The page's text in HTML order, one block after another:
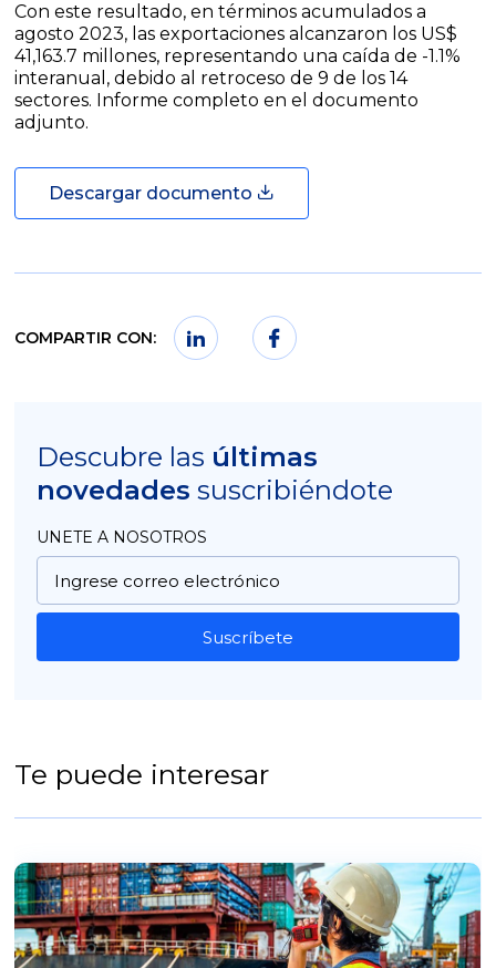
Con este resultado, en términos acumulados a
agosto 2023, las exportaciones alcanzaron los US$
41,163.7 millones, representando una caída de -1.1%
interanual, debido al retroceso de 9 de los 14
sectores. Informe completo en el documento
adjunto.
Descargar documento
COMPARTIR CON:
Descubre las últimas
novedades suscribiéndote
UNETE A NOSOTROS
Suscríbete
Te puede interesar